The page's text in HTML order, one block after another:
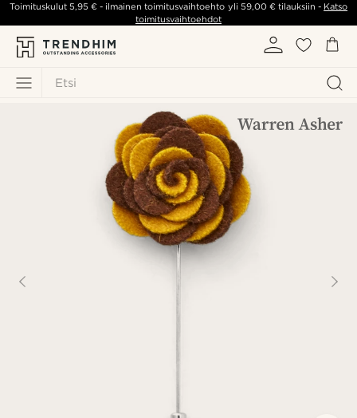
Etsi
Toimituskulut5,95 € - ilmainen toimitusvaihtoehto yli 59,00 €tilauksiin - Katso
toimitusvaihtoehdot